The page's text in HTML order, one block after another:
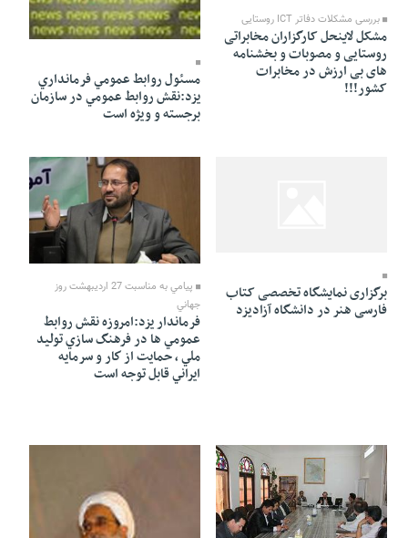
بررسی مشکلات دفاتر ICT روستایی
مشکل لاینحل کارگزاران مخابراتی
روستایی و مصوبات و بخشنامه
های بی ارزش در مخابرات
کشور!!!
27 Ordibehesht 1391 - 15:39
مسئول روابط عمومي فرمانداري
يزد:نقش روابط عمومي در سازمان
برجسته و ويژه است
برگزاری نمایشگاه تخصصی کتاب
فارسی هنر در دانشگاه آزادیزد
27 Ordibehesht 1391 - 15:37
پيامي به مناسبت 27 ارديبهشت روز
جهاني
فرماندار يزد:امروزه نقش روابط
عمومي ها در فرهنگ سازي توليد
ملي ، حمايت از كار و سرمايه
ايراني قابل توجه است